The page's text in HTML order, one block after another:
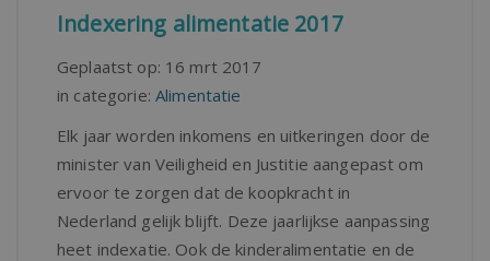
Indexering alimentatie 2017
Geplaatst op: 16 mrt 2017
in categorie: Alimentatie
Elk jaar worden inkomens en uitkeringen door de
minister van Veiligheid en Justitie aangepast om
ervoor te zorgen dat de koopkracht in
Nederland gelijk blijft. Deze jaarlijkse aanpassing
heet indexatie. Ook de kinderalimentatie en de